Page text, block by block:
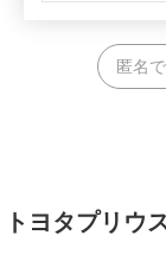
匿名
トヨタプリウ